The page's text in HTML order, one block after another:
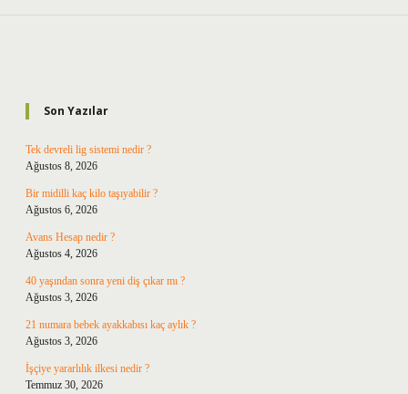
Son Yazılar
Tek devreli lig sistemi nedir ?
Ağustos 8, 2026
Bir midilli kaç kilo taşıyabilir ?
Ağustos 6, 2026
Avans Hesap nedir ?
Ağustos 4, 2026
40 yaşından sonra yeni diş çıkar mı ?
Ağustos 3, 2026
21 numara bebek ayakkabısı kaç aylık ?
Ağustos 3, 2026
İşçiye yararlılık ilkesi nedir ?
Temmuz 30, 2026